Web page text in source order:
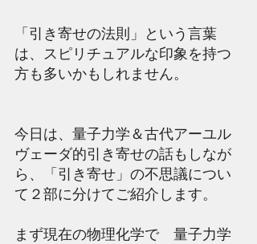
「引き寄せの法則」という言葉
は、スピリチュアルな印象を持つ
方も多いかもしれません。
今日は、量子力学＆古代アーユル
ヴェーダ的引き寄せの話もしなが
ら、「引き寄せ」の不思議につい
て２部に分けてご紹介します。
まず現在の物理化学で　量子力学